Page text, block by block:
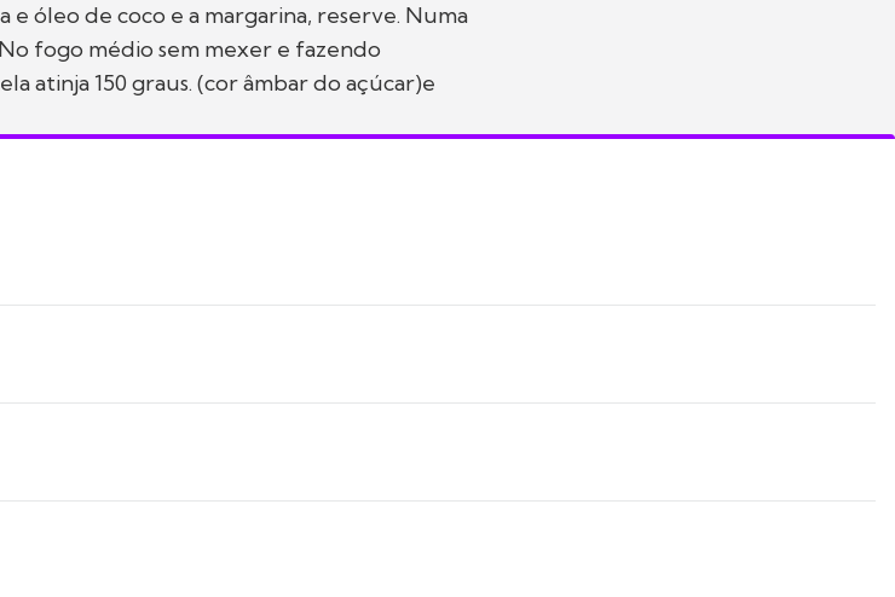
e óleo de coco e a margarina, reserve. Numa
fogo médio sem mexer e fazendo
atinja 150 graus. (cor âmbar do açúcar)e